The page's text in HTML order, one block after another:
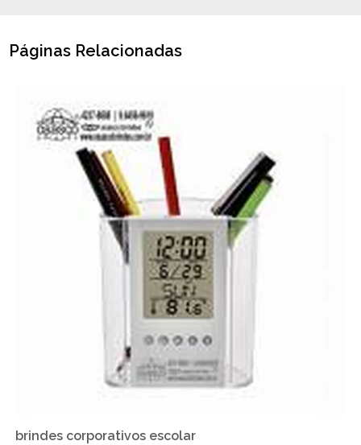
Páginas Relacionadas
brindes corporativos escolar